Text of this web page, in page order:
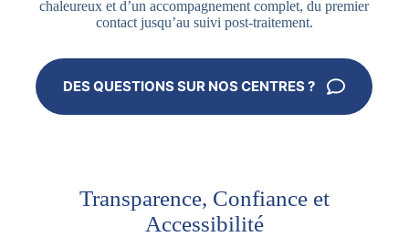
chaleureux et d’un accompagnement complet, du premier
contact jusqu’au suivi post-traitement.
DES QUESTIONS SUR NOS CENTRES ?
Transparence, Confiance et
Accessibilité